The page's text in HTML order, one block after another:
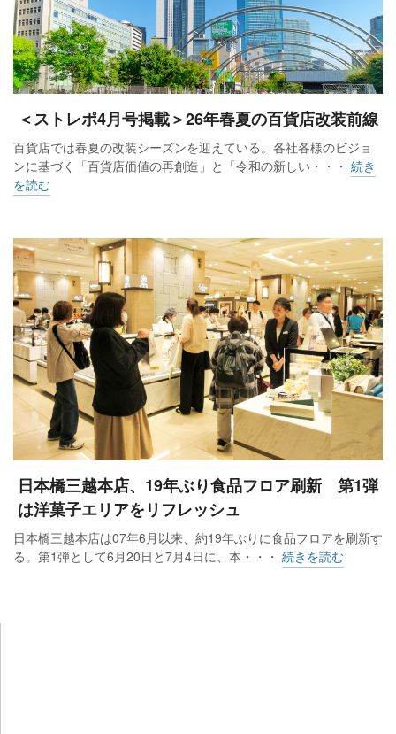
＜ストレポ4月号掲載＞26年春夏の百貨店改装前線
百貨店では春夏の改装シーズンを迎えている。各社各様のビジョ
ンに基づく「百貨店価値の再創造」と「令和の新しい・・・ 続き
を読む
日本橋三越本店、19年ぶり食品フロア刷新 第1弾
は洋菓子エリアをリフレッシュ
日本橋三越本店は07年6月以来、約19年ぶりに食品フロアを刷新す
る。第1弾として6月20日と7月4日に、本・・・ 続きを読む